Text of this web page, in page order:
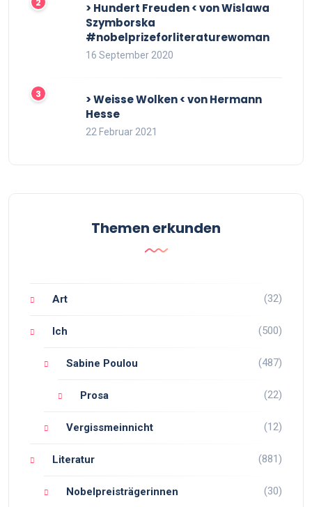
> Hundert Freuden < von Wislawa
Szymborska
#nobelprizeforliteraturewoman
16 September 2020
> Weisse Wolken < von Hermann
Hesse
22 Februar 2021
Themen erkunden
Art (32)
Ich (500)
Sabine Poulou (487)
Prosa (22)
Vergissmeinnicht (12)
Literatur (881)
Nobelpreisträgerinnen (30)